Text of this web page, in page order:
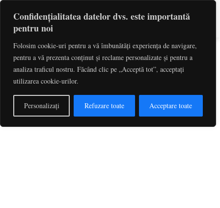
Confidențialitatea datelor dvs. este importantă
pentru noi
Folosim cookie-uri pentru a vă îmbunătăți experiența de navigare,
pentru a vă prezenta conținut și reclame personalizate și pentru a
analiza traficul nostru. Făcând clic pe „Acceptă tot”, acceptați
utilizarea cookie-urilor.
Personalizați Refuzare toate Acceptare toate
cuvinte-cheie, titlu articol, autor Caută